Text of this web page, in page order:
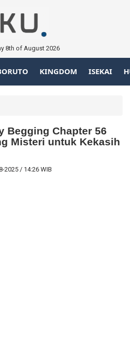
8th of August 2026
KINGDOM ISEKAI
Begging Chapter 56
Misteri untuk Kekasih
2025 / 14:26 WIB